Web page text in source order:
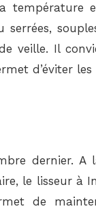
température
veille. Il
d’éviter les
dernier. A
le lisseur à
de